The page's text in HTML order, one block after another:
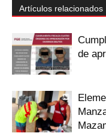
Artículos relacionados
de